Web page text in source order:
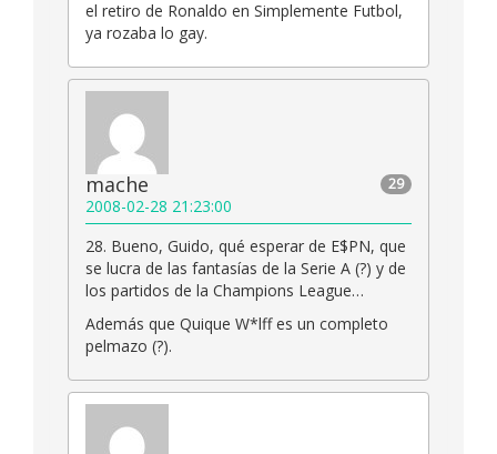
el retiro de Ronaldo en Simplemente Futbol,
ya rozaba lo gay.
29
mache
2008-02-28 21:23:00
28. Bueno, Guido, qué esperar de E$PN, que
se lucra de las fantasías de la Serie A (?) y de
los partidos de la Champions League…
Además que Quique W*lff es un completo
pelmazo (?).